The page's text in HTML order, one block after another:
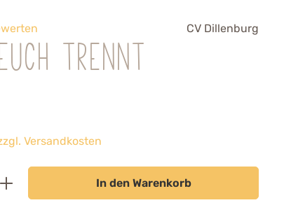
CV Dillenburg
trennt
Versandkosten
In den Warenkorb